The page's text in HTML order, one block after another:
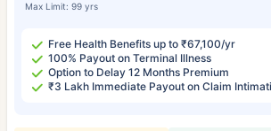
Max Limit: 99 yrs
Free Health Benefits up to ₹67,100/yr
100% Payout on Terminal Illness
Option to Delay 12 Months Premium
₹3 Lakh Immediate Payout on Claim